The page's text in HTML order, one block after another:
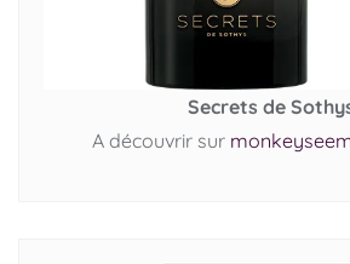
Secrets de
A découvrir sur